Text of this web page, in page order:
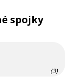
spojky
(3)